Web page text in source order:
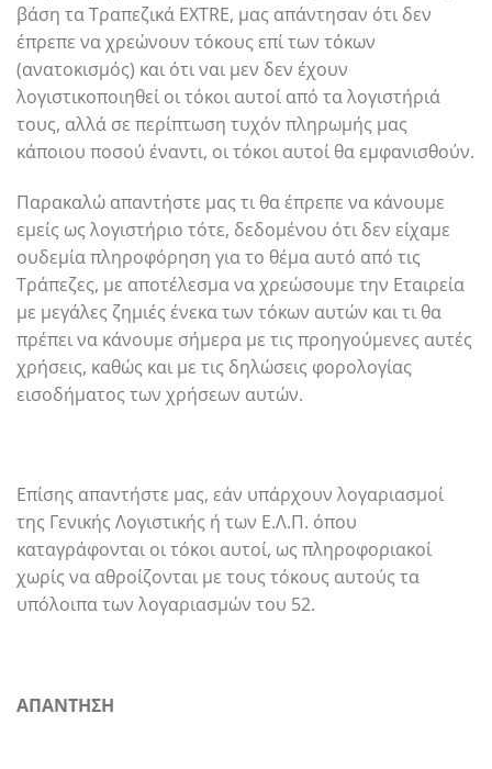
βάση τα Τραπεζικά EXTRE, μας απάντησαν ότι δεν
έπρεπε να χρεώνουν τόκους επί των τόκων
(ανατοκισμός) και ότι ναι μεν δεν έχουν
λογιστικοποιηθεί οι τόκοι αυτοί από τα λογιστήριά
τους, αλλά σε περίπτωση τυχόν πληρωμής μας
κάποιου ποσού έναντι, οι τόκοι αυτοί θα εμφανισθούν.
Παρακαλώ απαντήστε μας τι θα έπρεπε να κάνουμε
εμείς ως λογιστήριο τότε, δεδομένου ότι δεν είχαμε
ουδεμία πληροφόρηση για το θέμα αυτό από τις
Τράπεζες, με αποτέλεσμα να χρεώσουμε την Εταιρεία
με μεγάλες ζημιές ένεκα των τόκων αυτών και τι θα
πρέπει να κάνουμε σήμερα με τις προηγούμενες αυτές
χρήσεις, καθώς και με τις δηλώσεις φορολογίας
εισοδήματος των χρήσεων αυτών.
Επίσης απαντήστε μας, εάν υπάρχουν λογαριασμοί
της Γενικής Λογιστικής ή των Ε.Λ.Π. όπου
καταγράφονται οι τόκοι αυτοί, ως πληροφοριακοί
χωρίς να αθροίζονται με τους τόκους αυτούς τα
υπόλοιπα των λογαριασμών του 52.
ΑΠΑΝΤΗΣΗ